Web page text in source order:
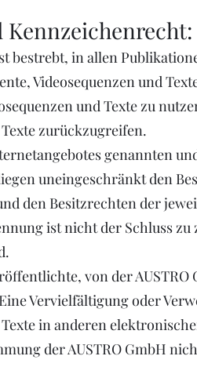
bestrebt, in allen
Videosequenzen und
und Texte zu
zurückzugreifen.
genannten
uneingeschränkt den
den Besitzrechten der
ist nicht der Schluss
von der
Vervielfältigung oder
in anderen
der AUSTRO GmbH